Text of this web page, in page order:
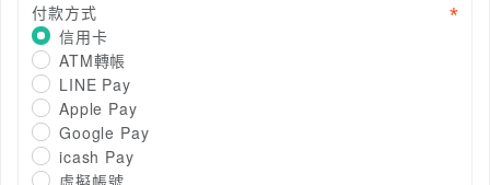
付款方式
信用卡
ATM轉帳
LINE Pay
Apple Pay
Google Pay
icash Pay